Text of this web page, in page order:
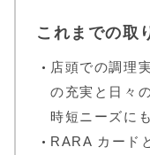
これまでの取
店頭での調理
の充実と日々
時短ニーズに
RARA カード